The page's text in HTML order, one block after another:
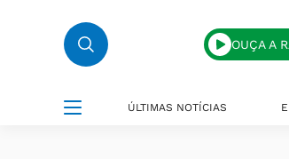
OUÇA A
ÚLTIMAS NOTÍCIAS